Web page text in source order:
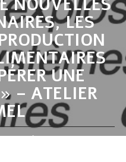
NOUVELLES
LES
UNE
– ATELIER
Actualités